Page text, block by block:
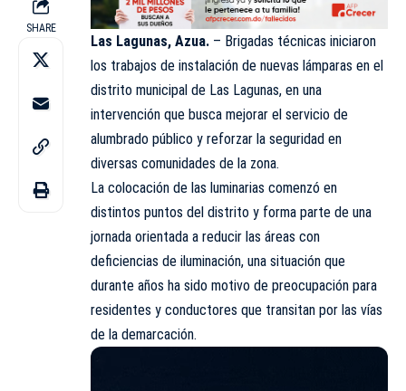
SHARE
Las Lagunas, Azua. – Brigadas técnicas iniciaron
los trabajos de instalación de nuevas lámparas en el
distrito municipal de Las Lagunas, en una
intervención que busca mejorar el servicio de
alumbrado público y reforzar la seguridad en
diversas comunidades de la zona.
La colocación de las luminarias comenzó en
distintos puntos del distrito y forma parte de una
jornada orientada a reducir las áreas con
deficiencias de iluminación, una situación que
durante años ha sido motivo de preocupación para
residentes y conductores que transitan por las vías
de la demarcación.